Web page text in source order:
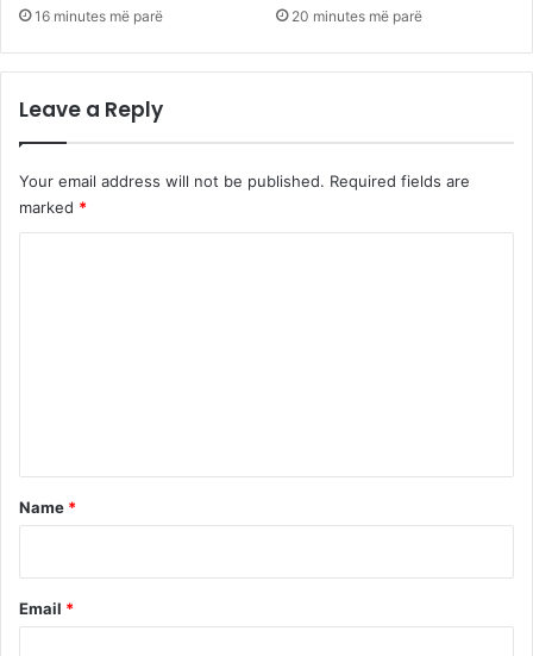
16 minutes më parë 20 minutes më parë
Leave a Reply
Your email address will not be published. Required fields are
marked *
*
Name *
Email *